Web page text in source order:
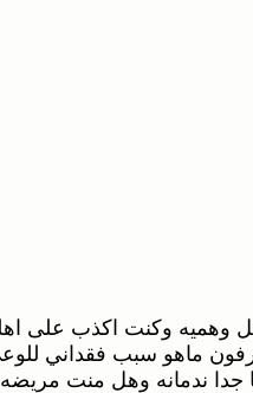
وهميه وكنت اكذب على
ماهو سبب فقداني
ندمانه وهل منت